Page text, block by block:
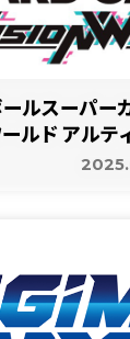
ルスーパー
ルド アルテ
以下限定）in